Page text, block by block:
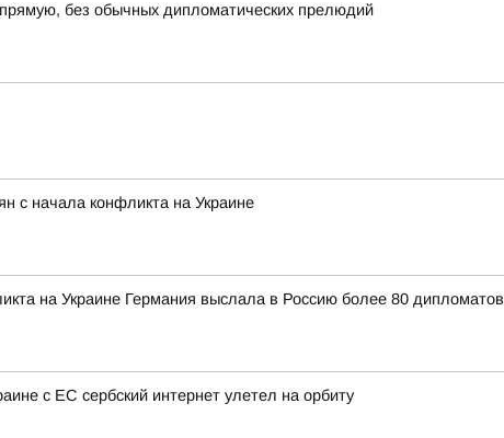
без обычных дипломатических прелюдий
с начала конфликта на Украине
на Украине Германия выслала в Россию более 80 дипломатов
с ЕС сербский интернет улетел на орбиту